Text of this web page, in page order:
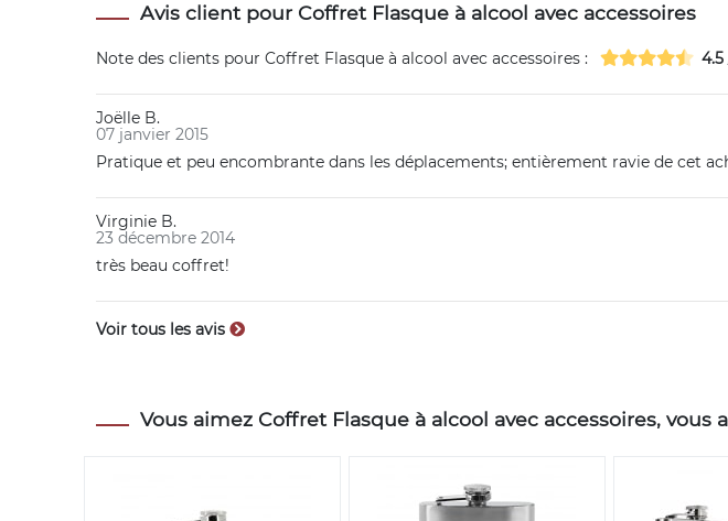
Avis client pour Coffret Flasque à alcool avec accessoires
Note des clients pour Coffret Flasque à alcool avec accessoires : 4.5
Joëlle B.
07 janvier 2015
Pratique et peu encombrante dans les déplacements; entièrement ravie de cet
Virginie B.
23 décembre 2014
très beau coffret!
Voir tous les avis
Vous aimez Coffret Flasque à alcool avec accessoires, vous